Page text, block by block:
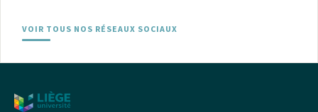
VOIR TOUS NOS RÉSEAUX SOCIAUX